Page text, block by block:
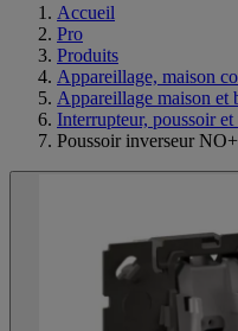
Accueil
Pro
Produits
Appareillage, maison
Appareillage maison et
Interrupteur, poussoir
Poussoir inverseur